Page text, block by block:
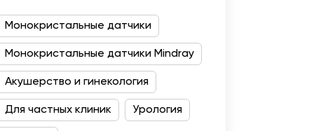
Монокристальные датчики
Монокристальные датчики Mindray
Акушерство и гинекология
Для частных клиник Урология